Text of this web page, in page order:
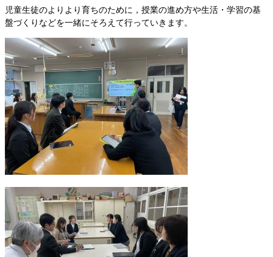
児童生徒のよりより育ちのために，授業の進め方や生活・学習の基
盤づくりなどを一緒にそろえて行っていきます。